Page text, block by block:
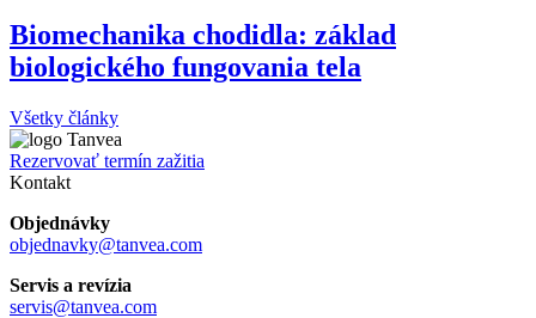
Biomechanika chodidla: základ
biologického fungovania tela
Všetky články
Rezervovať termín zažitia
Kontakt
Objednávky
objednavky@tanvea.com
Servis a revízia
servis@tanvea.com